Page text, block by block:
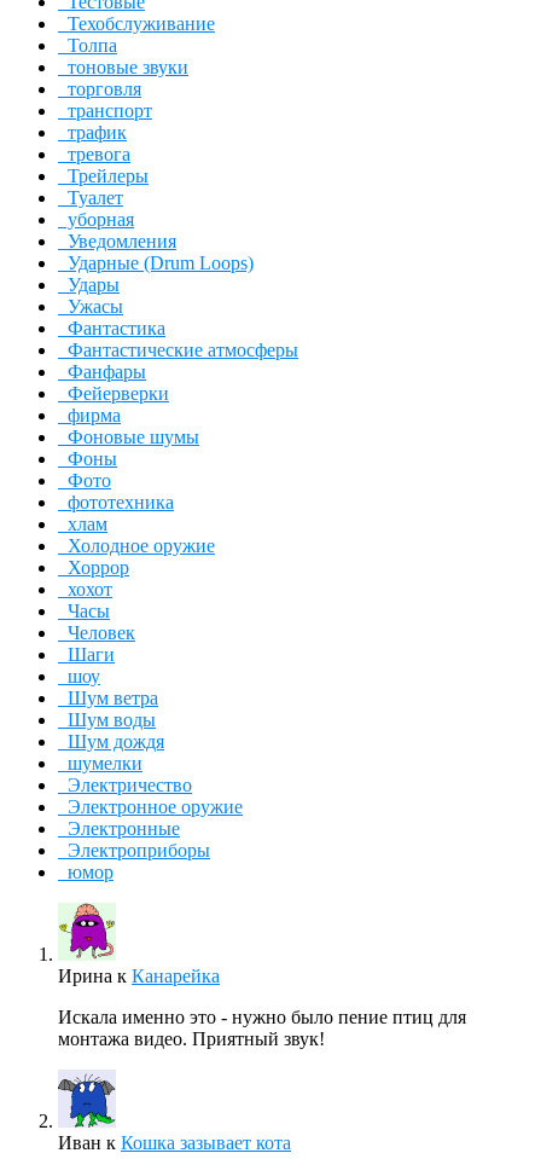
Техобслуживание
Толпа
тоновые звуки
торговля
транспорт
трафик
тревога
Трейлеры
Туалет
уборная
Уведомления
Ударные (Drum Loops)
Удары
Ужасы
Фантастика
Фантастические атмосферы
Фанфары
Фейерверки
фирма
Фоновые шумы
Фоны
Фото
фототехника
хлам
Холодное оружие
Хоррор
хохот
Часы
Человек
Шаги
шоу
Шум ветра
Шум воды
Шум дождя
шумелки
Электричество
Электронное оружие
Электронные
Электроприборы
юмор
Ирина к Канарейка
Искала именно это - нужно было пение птиц для
монтажа видео. Приятный звук!
Иван к Кошка зазывает кота